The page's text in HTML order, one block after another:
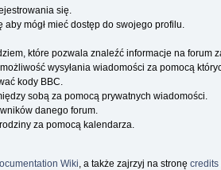
się.
mógł mieć dostęp do swojego profilu.
które pozwala znaleźć informacje na forum
wysyłania wiadomości za pomocą
kody BBC.
sobą za pomocą prywatnych wiadomości.
danego forum.
za pomocą kalendarza.
Wiki , a także zajrzyj na stronęcredits